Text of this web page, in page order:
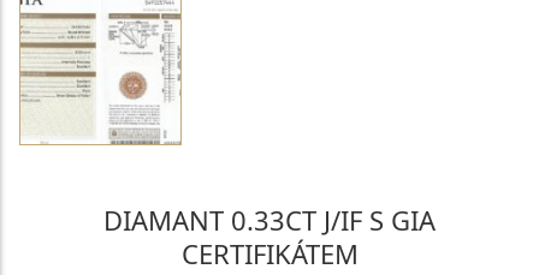
DIAMANT 0.33CT J/IF S GIA
CERTIFIKÁTEM